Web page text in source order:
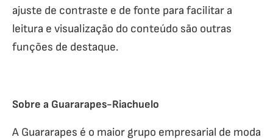
ajuste de contraste e de fonte para facilitar a
leitura e visualização do conteúdo são outras
funções de destaque.
Sobre a Guararapes-Riachuelo
A Guararapes é o maior grupo empresarial de moda